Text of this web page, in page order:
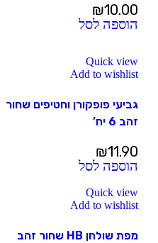
₪10.00
הוספה לסל
Quick view
Add to wishlist
גביעי פופקורן וחטיפים שחור
זהב 6 יח’
₪11.90
הוספה לסל
Quick view
Add to wishlist
מפת שולחן HB שחור זהב